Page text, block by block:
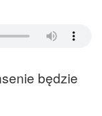
będzie